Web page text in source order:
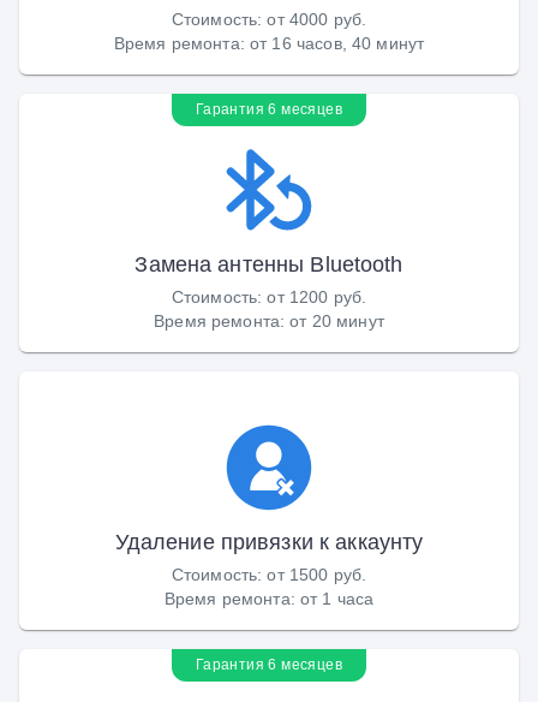
Стоимость:от 4000 руб.
Время ремонта:от 16 часов, 40 минут
Гарантия 6 месяцев
Замена антенны Bluetooth
Стоимость:от 1200 руб.
Время ремонта:от 20 минут
Удаление привязки к аккаунту
Стоимость:от 1500 руб.
Время ремонта: от 1 часа
Гарантия 6 месяцев